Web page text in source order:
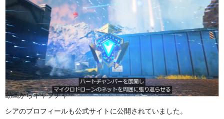
動画からキャプチャー
シアのプロフィールも公式サイトに公開されていました。